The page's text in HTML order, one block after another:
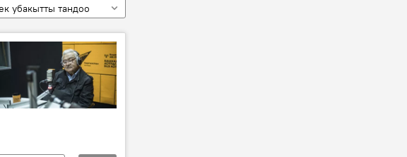
убакытты тандоо